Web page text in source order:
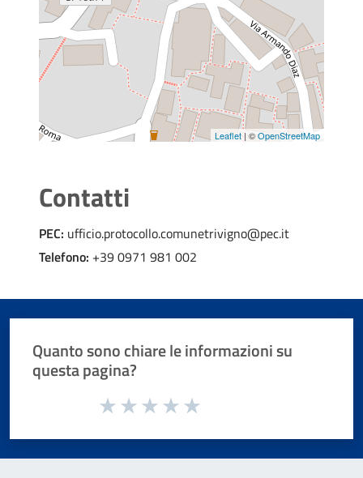
Leaflet| ©OpenStreetMap
Contatti
PEC: ufficio.protocollo.comunetrivigno@pec.it
Telefono: +39 0971 981 002
Quanto sono chiare le informazioni su
questa pagina?
Valuta da 1 a 5 stelle la pagina